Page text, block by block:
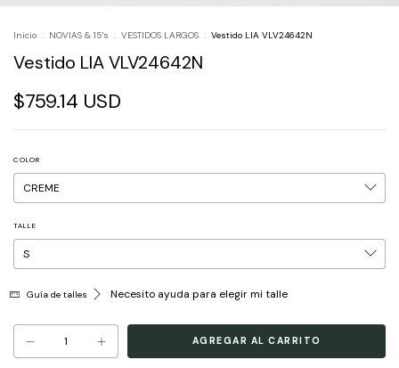
Inicio . NOVIAS & 15's . VESTIDOS LARGOS . Vestido LIA VLV24642N
Vestido LIA VLV24642N
$759.14 USD
COLOR
TALLE
Guía de talles Necesito ayuda para elegir mi talle